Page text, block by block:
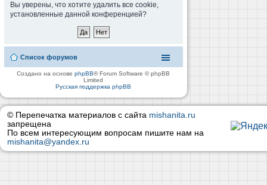
Вы уверены, что хотите удалить все cookie,
установленные данной конференцией?
Список форумов
Создано на основеphpBB® Forum Software © phpBB
Limited
Русская поддержка phpBB
© Перепечатка материалов с сайта mishanita.ru
запрещена
По всем интересующим вопросам пишите нам на
mishanita@yandex.ru